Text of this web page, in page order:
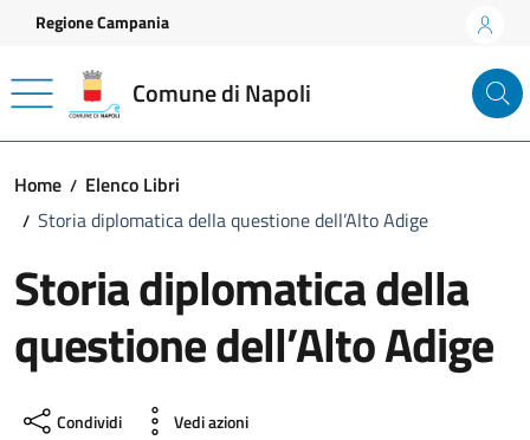
Vai ai contenuti
Vai al footer
Regione Campania
Comune di Napoli
Home
Elenco Libri
Storia diplomatica della questione dell’Alto Adige
Storia diplomatica della
questione dell’Alto Adige
Condividi Vedi azioni